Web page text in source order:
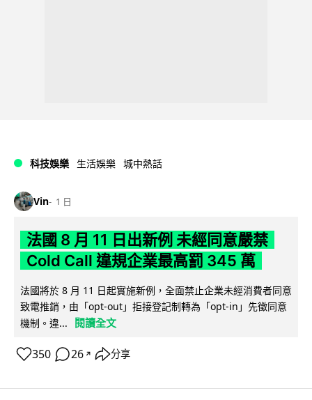
科技娛樂 生活娛樂 城中熱話
Vin 1 日
法國 8 月 11 日出新例 未經同意嚴禁
Cold Call 違規企業最高罰 345 萬
法國將於 8 月 11 日起實施新例，全面禁止企業未經消費者同意
致電推銷，由「opt-out」拒接登記制轉為「opt-in」先徵同意
機制。違...
閱讀全文
350 26 ↗ 分享